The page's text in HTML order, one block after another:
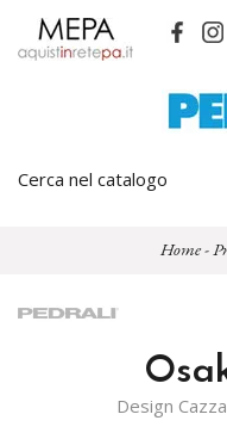
Cerca nel catalogo
Home-
Design